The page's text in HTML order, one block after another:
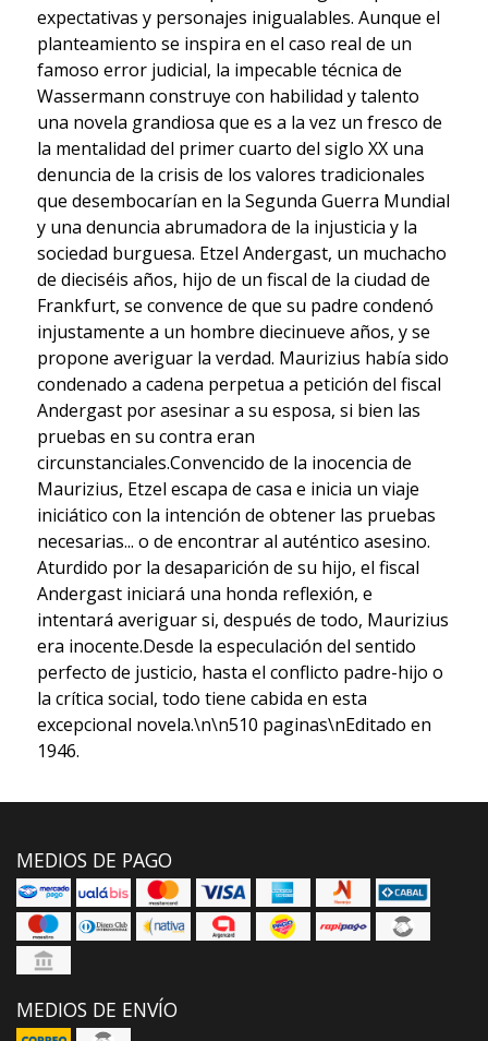
expectativas y personajes inigualables. Aunque el
planteamiento se inspira en el caso real de un
famoso error judicial, la impecable técnica de
Wassermann construye con habilidad y talento
una novela grandiosa que es a la vez un fresco de
la mentalidad del primer cuarto del siglo XX una
denuncia de la crisis de los valores tradicionales
que desembocarían en la Segunda Guerra Mundial
y una denuncia abrumadora de la injusticia y la
sociedad burguesa. Etzel Andergast, un muchacho
de dieciséis años, hijo de un fiscal de la ciudad de
Frankfurt, se convence de que su padre condenó
injustamente a un hombre diecinueve años, y se
propone averiguar la verdad. Maurizius había sido
condenado a cadena perpetua a petición del fiscal
Andergast por asesinar a su esposa, si bien las
pruebas en su contra eran
circunstanciales.Convencido de la inocencia de
Maurizius, Etzel escapa de casa e inicia un viaje
iniciático con la intención de obtener las pruebas
necesarias... o de encontrar al auténtico asesino.
Aturdido por la desaparición de su hijo, el fiscal
Andergast iniciará una honda reflexión, e
intentará averiguar si, después de todo, Maurizius
era inocente.Desde la especulación del sentido
perfecto de justicio, hasta el conflicto padre-hijo o
la crítica social, todo tiene cabida en esta
excepcional novela.\n\n510 paginas\nEditado en
1946.
MEDIOS DE PAGO
MEDIOS DE ENVÍO